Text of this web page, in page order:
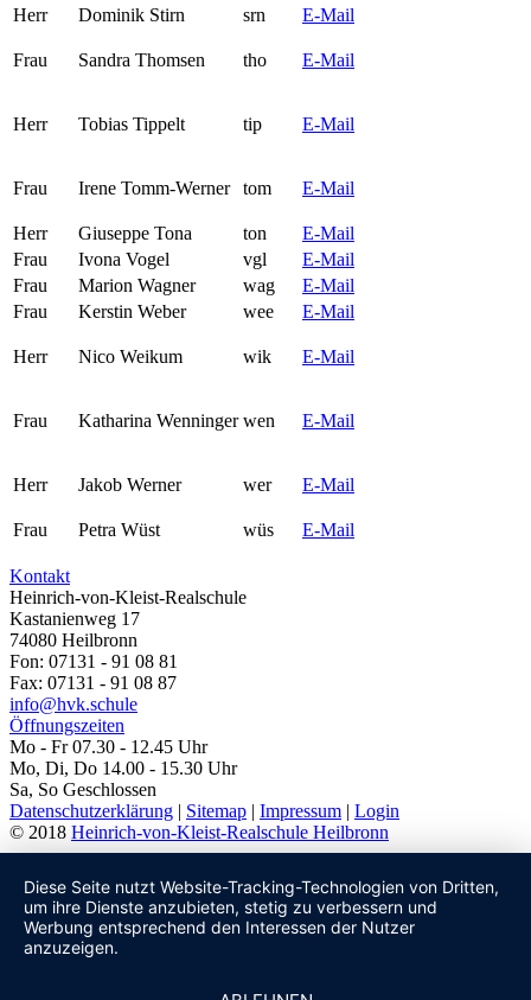
Herr
Dominik Stirn srn E-Mail
Frau Sandra Thomsen tho E-Mail
Herr Tobias Tippelt tip E-Mail
Frau Irene Tomm-Werner tom E-Mail
Herr Giuseppe Tona ton
E-Mail
Frau
Ivona Vogel vgl
E-Mail
Frau
Marion Wagner wag
E-Mail
Frau
Kerstin Weber wee E-Mail
Herr Nico Weikum wik E-Mail
Frau Katharina Wenninger wen E-Mail
Herr Jakob Werner wer E-Mail
Frau Petra Wüst wüs E-Mail
Kontakt
Heinrich-von-Kleist-Realschule
Kastanienweg 17
74080 Heilbronn
Fon: 07131 - 91 08 81
Fax: 07131 - 91 08 87
info@hvk.schule
Öffnungszeiten
Mo - Fr 07.30 - 12.45 Uhr
Mo, Di, Do 14.00 - 15.30 Uhr
Sa, So Geschlossen
Datenschutzerklärung | Sitemap | Impressum | Login
© 2018 Heinrich-von-Kleist-Realschule Heilbronn
Diese Seite nutzt Website-Tracking-Technologien von Dritten,
um ihre Dienste anzubieten, stetig zu verbessern und
Werbung entsprechend den Interessen der Nutzer
anzuzeigen.